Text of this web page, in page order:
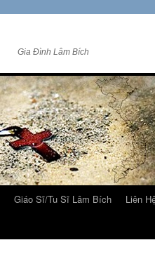
Gia Đình Lâm Bích
Giáo Sĩ/Tu Sĩ Lâm Bích
Liên